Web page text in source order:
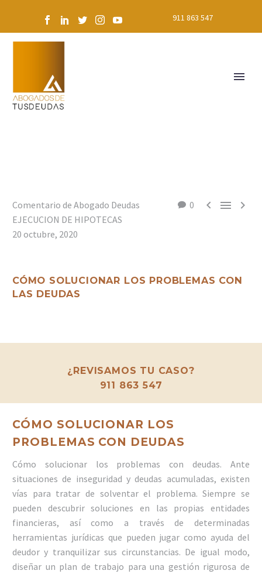
911 863 547
0   
Comentario de Abogado Deudas
EJECUCION DE HIPOTECAS
20 octubre, 2020
CÓMO SOLUCIONAR LOS PROBLEMAS CON
LAS DEUDAS
¿REVISAMOS TU CASO?
911 863 547
CÓMO SOLUCIONAR LOS
PROBLEMAS CON DEUDAS
Cómo solucionar los problemas con deudas. Ante
situaciones de inseguridad y deudas acumuladas, existen
vías para tratar de solventar el problema. Siempre se
pueden descubrir soluciones en las propias entidades
financieras, así como a través de determinadas
herramientas jurídicas que pueden jugar como ayuda del
deudor y tranquilizar sus circunstancias. De igual modo,
diseñar un plan de trabajo para una gestión rigurosa de